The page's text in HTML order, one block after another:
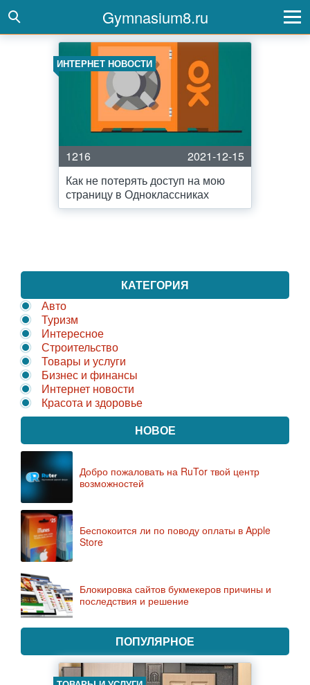
Gymnasium8.ru
ИНТЕРНЕТ НОВОСТИ
1216
2021-12-15
Как не потерять доступ на мою
страницу в Одноклассниках
КАТЕГОРИЯ
Авто
Туризм
Интересное
Строительство
Товары и услуги
Бизнес и финансы
Интернет новости
Красота и здоровье
НОВОЕ
Добро пожаловать на RuTor твой центр
возможностей
Беспокоится ли по поводу оплаты в Apple
Store
Блокировка сайтов букмекеров причины и
последствия и решение
ПОПУЛЯРНОЕ